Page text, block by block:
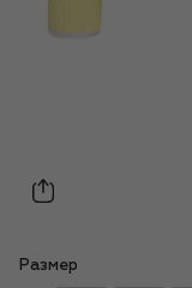
Размер